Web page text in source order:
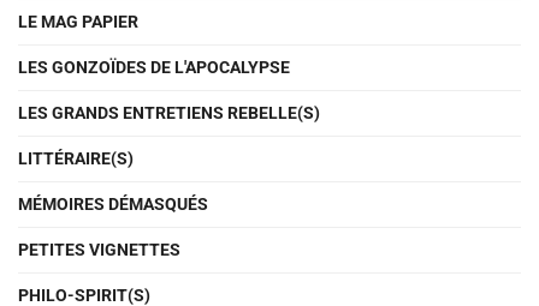
LE MAG PAPIER
LES GONZOÏDES DE L'APOCALYPSE
LES GRANDS ENTRETIENS REBELLE(S)
LITTÉRAIRE(S)
MÉMOIRES DÉMASQUÉS
PETITES VIGNETTES
PHILO-SPIRIT(S)